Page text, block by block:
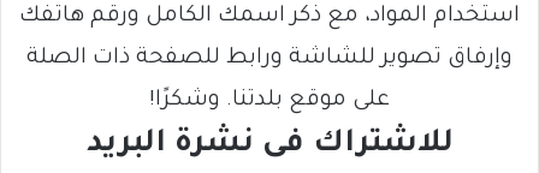
استخدام المواد، مع ذكر اسمك الكامل ورقم هاتفك
وإرفاق تصوير للشاشة ورابط للصفحة ذات الصلة
على موقع بلدتنا. وشكرًا!
للاشتراك فى نشرة البريد